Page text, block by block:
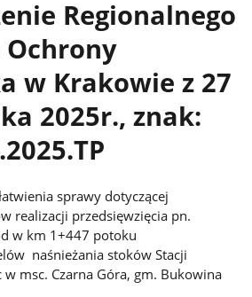
Regionalnego
w Krakowie z 27
2025r., znak:
sprawy dotyczącej
realizacji przedsięwzięcia pn.
w km 1+447 potoku
naśnieżania stoków Stacji
w msc. Czarna Góra, gm. Bukowina